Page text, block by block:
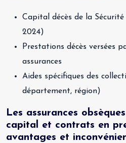
Capital décès de la Sécurité
2024)
Prestations décès versées
assurances
Aides spécifiques des
département, région)
Les assurances
capital et contrats en
avantages et